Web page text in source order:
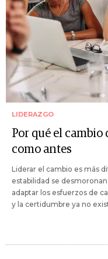
LIDERAZGO
Por qué el
como antes
Liderar el cambio es más
estabilidad se
adaptar los esfuerzos de
y la certidumbre ya no